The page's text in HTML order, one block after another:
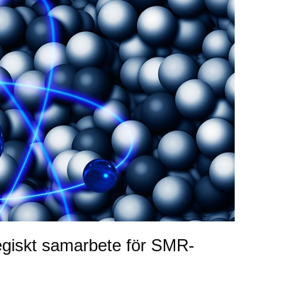
samarbete för SMR-